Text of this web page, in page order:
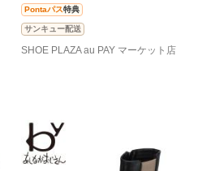
Pontaパス特典
サンキュー配送
SHOE PLAZA au PAY マーケット店